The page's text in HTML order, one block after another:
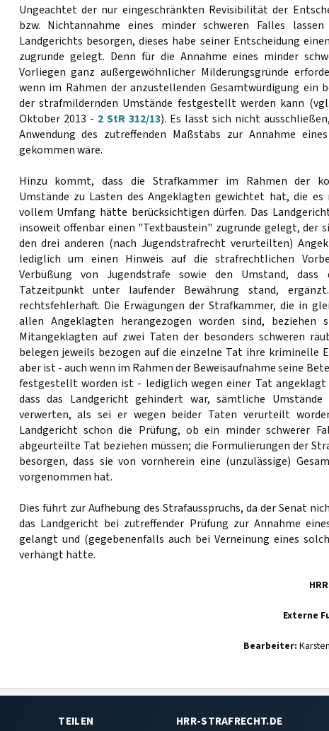
Ungeachtet der nur eingeschränkten Revisibilität der
bzw. Nichtannahme eines minder schweren Falles
Landgerichts besorgen, dieses habe seiner Entscheidung
zugrunde gelegt. Denn für die Annahme eines minder
Vorliegen ganz außergewöhnlicher Milderungsgründe
wenn im Rahmen der anzustellenden Gesamtwürdigung ein
der strafmildernden Umstände festgestellt werden kann
Oktober 2013 - 2 StR 312/13). Es lässt sich nicht
Anwendung des zutreffenden Maßstabs zur Annahme
gekommen wäre.
Hinzu kommt, dass die Strafkammer im Rahmen der
Umstände zu Lasten des Angeklagten gewichtet hat, die
vollem Umfang hätte berücksichtigen dürfen. Das
insoweit offenbar einen "Textbaustein" zugrunde gelegt, der
den drei anderen (nach Jugendstrafrecht verurteilten)
lediglich um einen Hinweis auf die strafrechtlichen
Verbüßung von Jugendstrafe sowie den Umstand,
Tatzeitpunkt unter laufender Bewährung stand,
rechtsfehlerhaft. Die Erwägungen der Strafkammer, die in
allen Angeklagten herangezogen worden sind, beziehen
Mitangeklagten auf zwei Taten der besonders schweren
belegen jeweils bezogen auf die einzelne Tat ihre kriminelle
aber ist - auch wenn im Rahmen der Beweisaufnahme seine
festgestellt worden ist - lediglich wegen einer Tat
dass das Landgericht gehindert war, sämtliche
verwerten, als sei er wegen beider Taten verurteilt
Landgericht schon die Prüfung, ob ein minder schwerer
abgeurteilte Tat beziehen müssen; die Formulierungen der
besorgen, dass sie von vornherein eine (unzulässige)
vorgenommen hat.
Dies führt zur Aufhebung des Strafausspruchs, da der Senat
das Landgericht bei zutreffender Prüfung zur Annahme
gelangt und (gegebenenfalls auch bei Verneinung eines
verhängt hätte.
Externe
Bearbeiter:
TEILEN HRR-STRAFRECHT.DE